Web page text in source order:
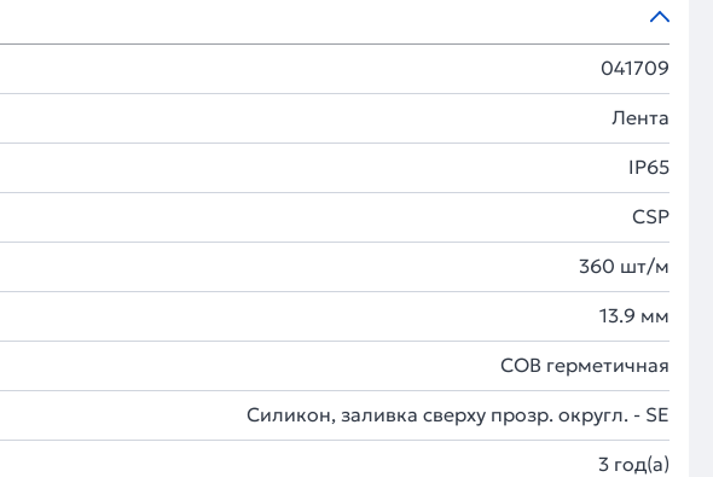
041709
Лента
IP65
CSP
360 шт/м
13.9 мм
COB герметичная
Силикон, заливка сверху прозр. округл. - SE
3 год(а)